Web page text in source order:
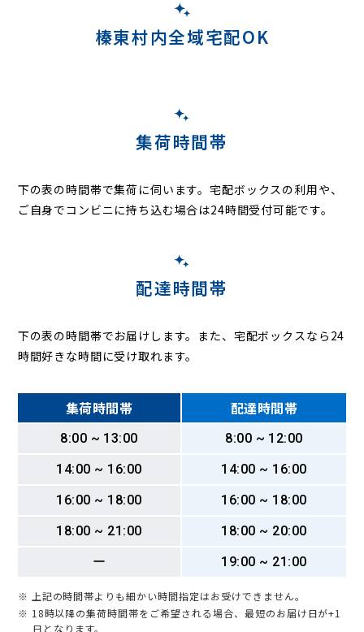
榛東村内全域宅配OK
集荷時間帯
下の表の時間帯で集荷に伺います。宅配ボックスの利用や、
ご自身でコンビニに持ち込む場合は24時間受付可能です。
配達時間帯
下の表の時間帯でお届けします。また、宅配ボックスなら24
時間好きな時間に受け取れます。
集荷時間帯 配達時間帯
8:00 ~ 13:00
8:00 ~ 12:00
14:00 ~ 16:00
14:00 ~ 16:00
16:00 ~ 18:00
16:00 ~ 18:00
18:00 ~ 21:00
18:00 ~ 20:00
ー
19:00 ~ 21:00
※ 上記の時間帯よりも細かい時間指定はお受けできません。
※ 18時以降の集荷時間帯をご希望される場合、最短のお届け日が+1
日となります。